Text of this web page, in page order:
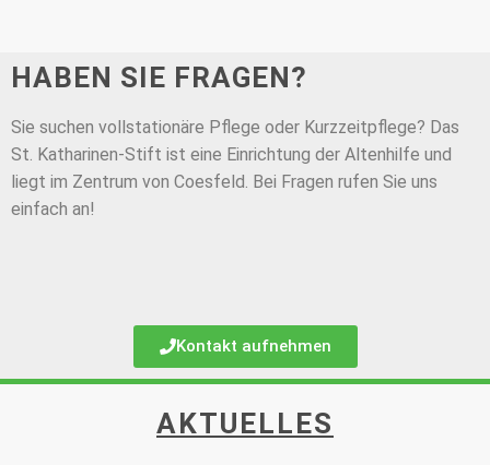
HABEN SIE FRAGEN?
Sie suchen vollstationäre Pflege oder Kurzzeitpflege? Das
St. Katharinen-Stift ist eine Einrichtung der Altenhilfe und
liegt im Zentrum von Coesfeld. Bei Fragen rufen Sie uns
einfach an!
Kontakt aufnehmen
AKTUELLES